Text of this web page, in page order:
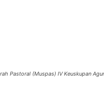
Pastoral (Muspas) IV Keuskupan